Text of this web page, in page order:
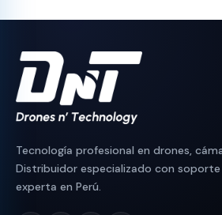
Tecnología profesional en drones,
Distribuidor especializado con
experta en Perú.